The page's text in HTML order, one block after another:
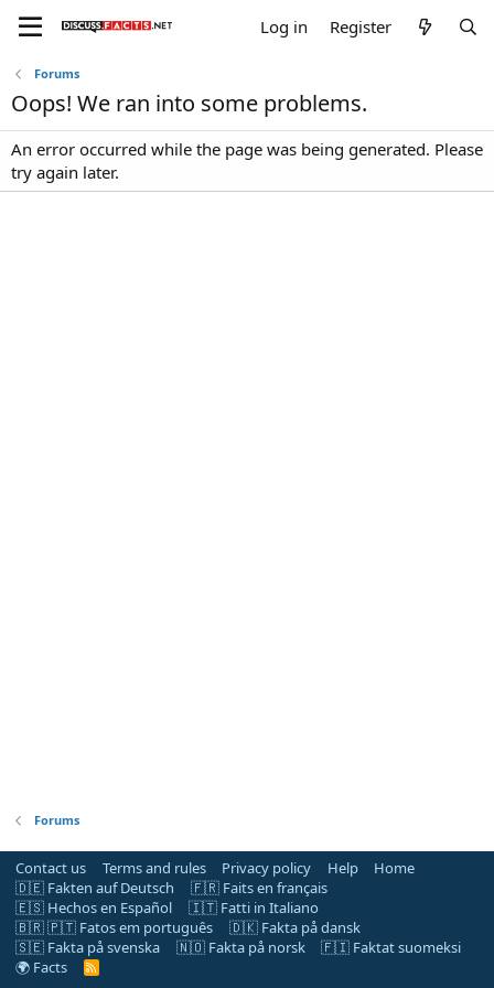
Log in Register
Forums
Oops! We ran into some problems.
An error occurred while the page was being generated. Please
try again later.
Forums
Contact us Terms and rules Privacy policy Help
Home
🇩🇪 Fakten auf Deutsch
🇫🇷 Faits en français
🇪🇸 Hechos en Español
🇮🇹 Fatti in Italiano
🇧🇷 🇵🇹 Fatos em português
🇩🇰 Fakta på dansk
🇸🇪 Fakta på svenska
🇳🇴 Fakta på norsk
🇫🇮 Faktat suomeksi
🌍 Facts
R